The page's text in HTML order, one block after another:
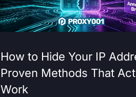
How to Hide Your IP
Proven Methods That
Work